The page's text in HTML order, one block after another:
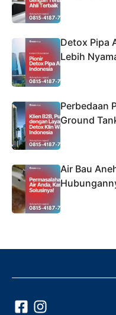
Detox Pipa
Lebih
Perbedaan
Ground
Air Bau